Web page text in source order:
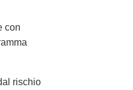
con
rischio